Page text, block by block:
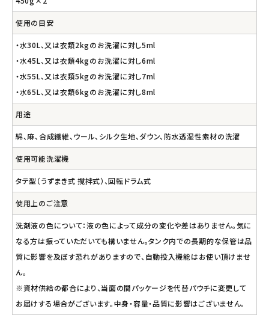
使用の目安
・水30L、又は衣類2kgのお洗濯に対し5ml
・水45L、又は衣類4kgのお洗濯に対し6ml
・水55L、又は衣類5kgのお洗濯に対し7ml
・水65L、又は衣類6kgのお洗濯に対し8ml
用途
綿、麻、合成繊維、ウール、シルク生地、ダウン、防水透湿性素材の洗濯
使用可能洗濯機
タテ型（うずまき式 撹拌式）、回転ドラム式
使用上のご注意
洗剤液の色について：液の色によって成分の変化や差はありません。気に
なる方は振っていただいても構いません。タンク内での長期的な保管は品
質に影響を及ぼす恐れがありますので、自動投入機能はお使い頂けませ
ん。
※資材供給の都合により、当面の間パッケージを代替パウチに変更して
お届けする場合がございます。中身・容量・品質に影響はございません。